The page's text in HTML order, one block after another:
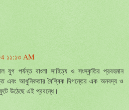
১১:১৩ AM
যুগ পর্যন্ত বাংলা সাহিত্য ও সংস্কৃতির প্রবহমান
এবং আধুনিকতার বৈশ্বিক দিগন্তের এক অনবদ্য ও
উঠেছে এই প্রবন্ধে।